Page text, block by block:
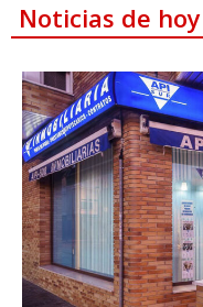
Noticias de hoy